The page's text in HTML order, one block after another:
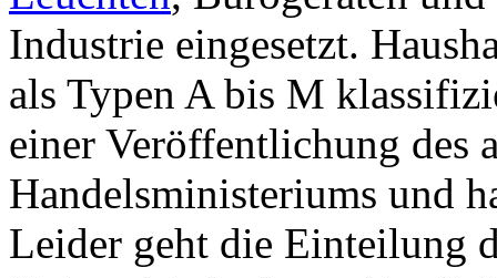
Industrie eingesetzt.
als Typen A bis M
einer Veröffentlichung des
Handelsministeriums und
Leider geht die Einteilung